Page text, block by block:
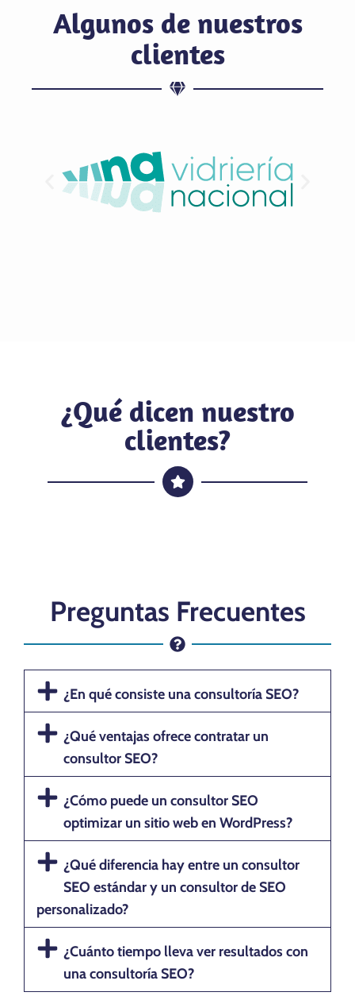
Algunos de nuestros
clientes
¿Qué dicen nuestro
clientes?
Preguntas Frecuentes
¿En qué consiste una consultoría SEO?
¿Qué ventajas ofrece contratar un
consultor SEO?
¿Cómo puede un consultor SEO
optimizar un sitio web en WordPress?
¿Qué diferencia hay entre un consultor
SEO estándar y un consultor de SEO
personalizado?
¿Cuánto tiempo lleva ver resultados con
una consultoría SEO?